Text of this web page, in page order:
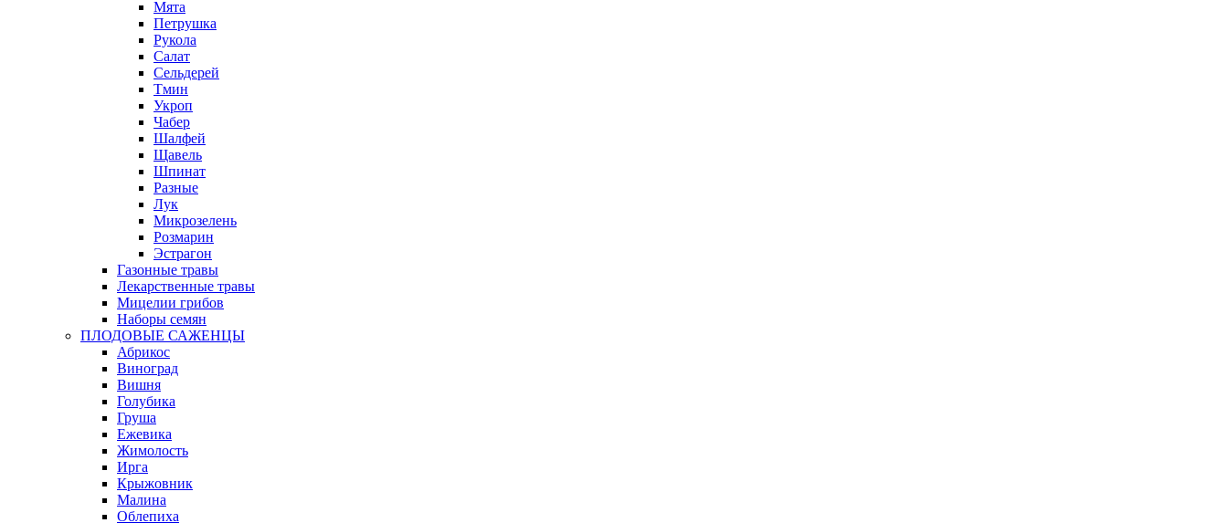
Мята
Петрушка
Рукола
Салат
Сельдерей
Тмин
Укроп
Чабер
Шалфей
Щавель
Шпинат
Разные
Лук
Микрозелень
Розмарин
Эстрагон
Газонные травы
Лекарственные травы
Мицелии грибов
Наборы семян
ПЛОДОВЫЕ САЖЕНЦЫ
Абрикос
Виноград
Вишня
Голубика
Груша
Ежевика
Жимолость
Ирга
Крыжовник
Малина
Облепиха